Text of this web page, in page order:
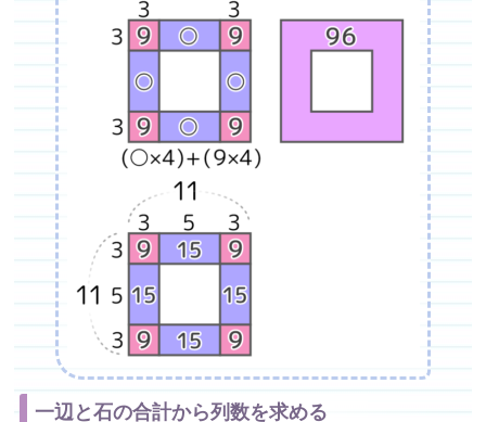
一辺と石の合計から列数を求める